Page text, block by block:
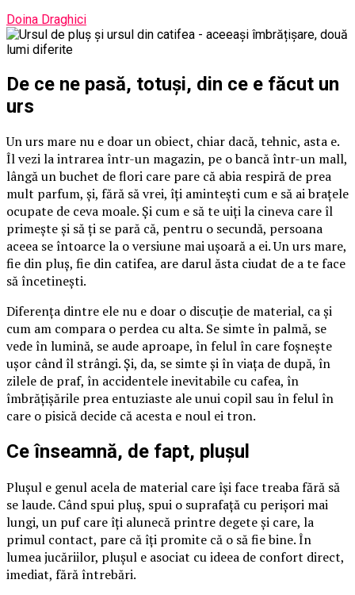
Doina Draghici
De ce ne pasă, totuși, din ce e făcut un
urs
Un urs mare nu e doar un obiect, chiar dacă, tehnic, asta e.
Îl vezi la intrarea într-un magazin, pe o bancă într-un mall,
lângă un buchet de flori care pare că abia respiră de prea
mult parfum, și, fără să vrei, îți amintești cum e să ai brațele
ocupate de ceva moale. Și cum e să te uiți la cineva care îl
primește și să ți se pară că, pentru o secundă, persoana
aceea se întoarce la o versiune mai ușoară a ei. Un urs mare,
fie din pluș, fie din catifea, are darul ăsta ciudat de a te face
să încetinești.
Diferența dintre ele nu e doar o discuție de material, ca și
cum am compara o perdea cu alta. Se simte în palmă, se
vede în lumină, se aude aproape, în felul în care foșnește
ușor când îl strângi. Și, da, se simte și în viața de după, în
zilele de praf, în accidentele inevitabile cu cafea, în
îmbrățișările prea entuziaste ale unui copil sau în felul în
care o pisică decide că acesta e noul ei tron.
Ce înseamnă, de fapt, plușul
Plușul e genul acela de material care își face treaba fără să
se laude. Când spui pluș, spui o suprafață cu perișori mai
lungi, un puf care îți alunecă printre degete și care, la
primul contact, pare că îți promite că o să fie bine. În
lumea jucăriilor, plușul e asociat cu ideea de confort direct,
imediat, fără întrebări.